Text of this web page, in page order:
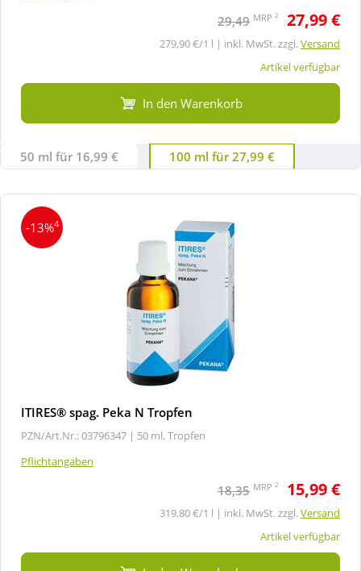
29,49 MRP 2 27,99 €
279,90 €/1 l | inkl. MwSt. zzgl.Versand
Artikel verfügbar
In den Warenkorb
50 ml für 16,99 € 100 ml für 27,99 €
-13%4
ITIRES® spag. Peka N Tropfen
PZN/Art.Nr.: 03796347 | 50 ml, Tropfen
Pflichtangaben
18,35 MRP 2 15,99 €
319,80 €/1 l | inkl. MwSt. zzgl.Versand
Artikel verfügbar